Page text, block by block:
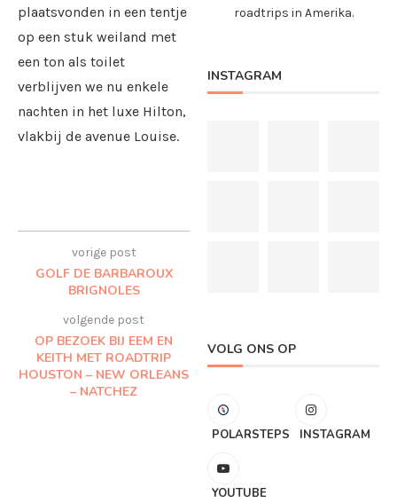
plaatsvonden in een tentje
op een stuk weiland met
een ton als toilet
verblijven we nu enkele
nachten in het luxe Hilton,
vlakbij de avenue Louise.
vorige post
GOLF DE BARBAROUX
BRIGNOLES
volgende post
OP BEZOEK BIJ EEM EN
KEITH MET ROADTRIP
HOUSTON – NEW ORLEANS
– NATCHEZ
roadtrips in Amerika.
INSTAGRAM
VOLG ONS OP
POLARSTEPS INSTAGRAM
YOUTUBE